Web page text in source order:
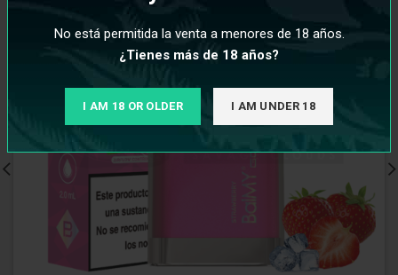
No está permitida la venta a menores de 18 años.
¿Tienes más de 18 años?
I AM 18 OR OLDER I AM UNDER 18